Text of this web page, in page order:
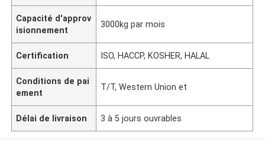
Capacité d'approv
isionnement
3000kg par mois
Certification ISO, HACCP, KOSHER, HALAL
Conditions de pai
ement
T/T, Western Union et
Délai de livraison 3 à 5 jours ouvrables